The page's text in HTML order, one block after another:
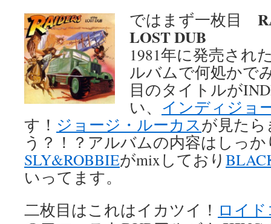
ではまず一枚目
LOST DUB
1981年に発売され
ルバムで何処かで
目のタイトルが
い、 インディジョ
す！ ジョージ・ルーカスが見た
う？！？アルバムの内容はしっ
SLY&ROBBIEがmixしており
いってます。
二枚目はこれはイカツイ！ ロイ